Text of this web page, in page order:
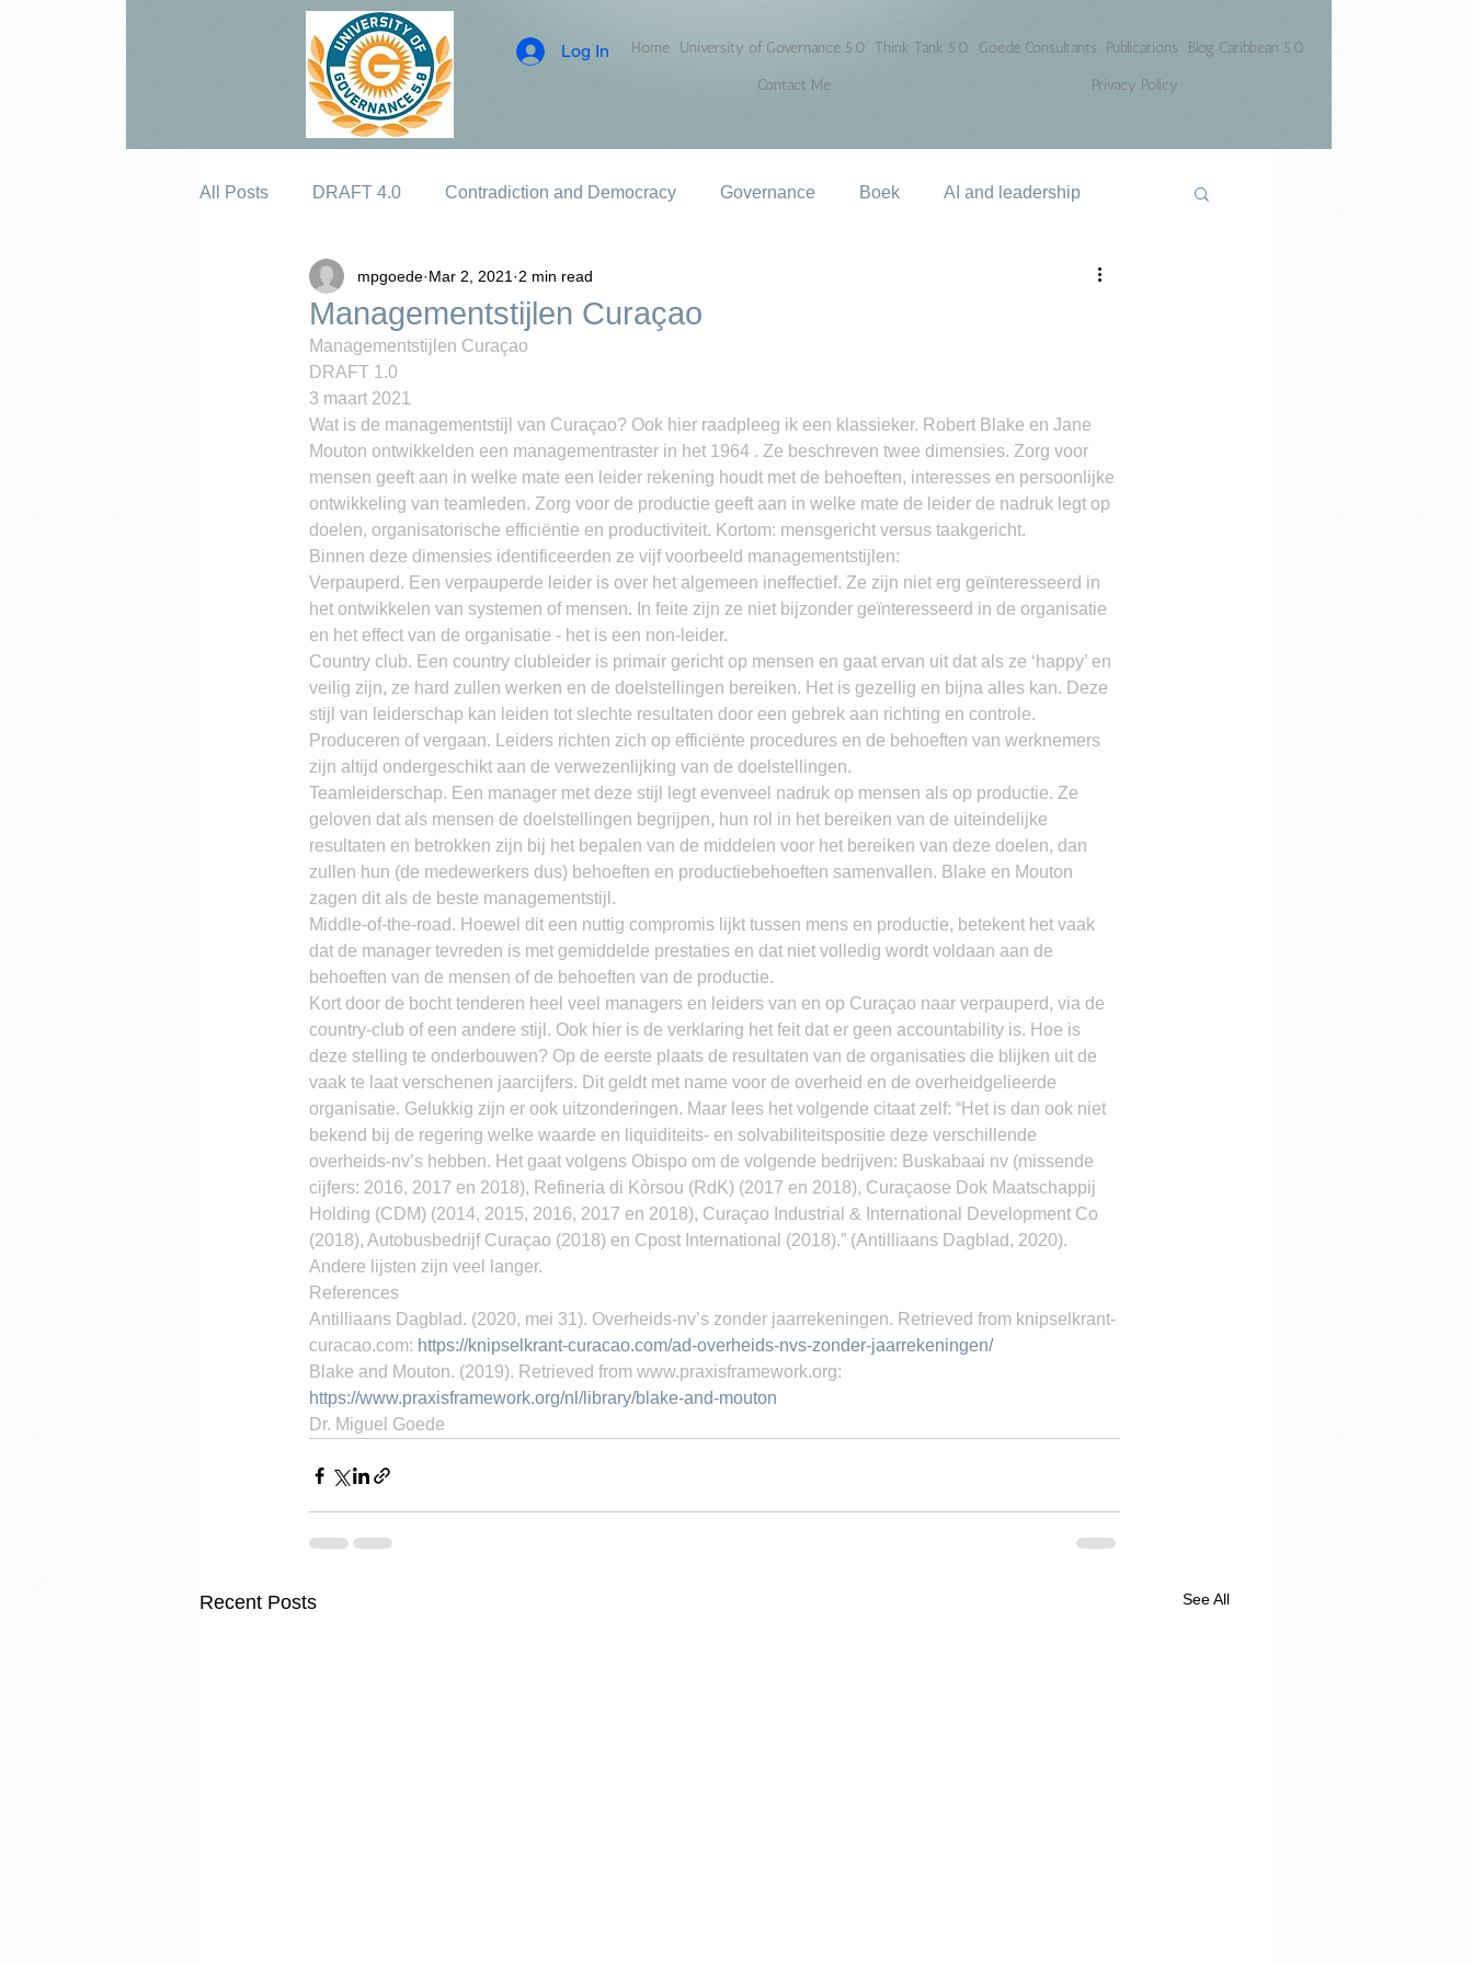
Log In Home University of Governance 5.0 Think Tank 5.0 Goede Consultants Publications
Blog Caribbean 5.0
Contact Me
Privacy Policy
All Posts DRAFT 4.0 Contradiction and Democracy Governance Boek AI and leadership
Managementstijlen Curaçao
mpgoede Mar 2, 2021 2 min read
Managementstijlen Curaçao
DRAFT 1.0
3 maart 2021
Wat is de managementstijl van Curaçao? Ook hier raadpleeg ik een klassieker. Robert Blake en Jane
Mouton ontwikkelden een managementraster in het 1964 . Ze beschreven twee dimensies. Zorg voor
mensen geeft aan in welke mate een leider rekening houdt met de behoeften, interesses en persoonlijke
ontwikkeling van teamleden. Zorg voor de productie geeft aan in welke mate de leider de nadruk legt op
doelen, organisatorische efficiëntie en productiviteit. Kortom: mensgericht versus taakgericht.
Binnen deze dimensies identificeerden ze vijf voorbeeld managementstijlen:
Verpauperd. Een verpauperde leider is over het algemeen ineffectief. Ze zijn niet erg geïnteresseerd in
het ontwikkelen van systemen of mensen. In feite zijn ze niet bijzonder geïnteresseerd in de organisatie
en het effect van de organisatie - het is een non-leider.
Country club. Een country clubleider is primair gericht op mensen en gaat ervan uit dat als ze ‘happy’ en
veilig zijn, ze hard zullen werken en de doelstellingen bereiken. Het is gezellig en bijna alles kan. Deze
stijl van leiderschap kan leiden tot slechte resultaten door een gebrek aan richting en controle.
Produceren of vergaan. Leiders richten zich op efficiënte procedures en de behoeften van werknemers
zijn altijd ondergeschikt aan de verwezenlijking van de doelstellingen.
Teamleiderschap. Een manager met deze stijl legt evenveel nadruk op mensen als op productie. Ze
geloven dat als mensen de doelstellingen begrijpen, hun rol in het bereiken van de uiteindelijke
resultaten en betrokken zijn bij het bepalen van de middelen voor het bereiken van deze doelen, dan
zullen hun (de medewerkers dus) behoeften en productiebehoeften samenvallen. Blake en Mouton
zagen dit als de beste managementstijl.
Middle-of-the-road. Hoewel dit een nuttig compromis lijkt tussen mens en productie, betekent het vaak
dat de manager tevreden is met gemiddelde prestaties en dat niet volledig wordt voldaan aan de
behoeften van de mensen of de behoeften van de productie.
Kort door de bocht tenderen heel veel managers en leiders van en op Curaçao naar verpauperd, via de
country-club of een andere stijl. Ook hier is de verklaring het feit dat er geen accountability is. Hoe is
deze stelling te onderbouwen? Op de eerste plaats de resultaten van de organisaties die blijken uit de
vaak te laat verschenen jaarcijfers. Dit geldt met name voor de overheid en de overheidgelieerde
organisatie. Gelukkig zijn er ook uitzonderingen. Maar lees het volgende citaat zelf: “Het is dan ook niet
bekend bij de regering welke waarde en liquiditeits- en solvabiliteitspositie deze verschillende
overheids-nv’s hebben. Het gaat volgens Obispo om de volgende bedrijven: Buskabaai nv (missende
cijfers: 2016, 2017 en 2018), Refineria di Kòrsou (RdK) (2017 en 2018), Curaçaose Dok Maatschappij
Holding (CDM) (2014, 2015, 2016, 2017 en 2018), Curaçao Industrial & International Development Co
(2018), Autobusbedrijf Curaçao (2018) en Cpost International (2018).” (Antilliaans Dagblad, 2020).
Andere lijsten zijn veel langer.
References
Antilliaans Dagblad. (2020, mei 31). Overheids-nv’s zonder jaarrekeningen. Retrieved from knipselkrant-
curacao.com: https://knipselkrant-curacao.com/ad-overheids-nvs-zonder-jaarrekeningen/
Blake and Mouton. (2019). Retrieved from www.praxisframework.org:
https://www.praxisframework.org/nl/library/blake-and-mouton
Dr. Miguel Goede
Recent Posts See All